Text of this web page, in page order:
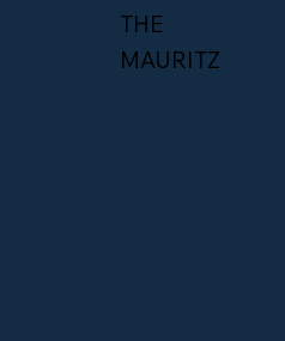
THE
MAURITZ